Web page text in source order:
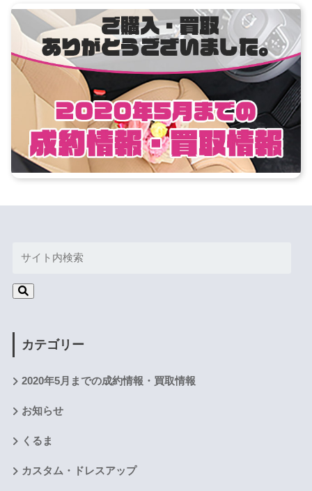
カテゴリー
2020年5月までの成約情報・買取情報
お知らせ
くるま
カスタム・ドレスアップ